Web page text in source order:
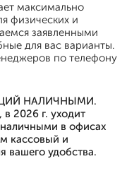
максимально
физических и
заявленными
для вас варианты.
по телефону
НАЛИЧНЫМИ.
2026 г. уходит
в офисах
кассовый и
вашего удобства.